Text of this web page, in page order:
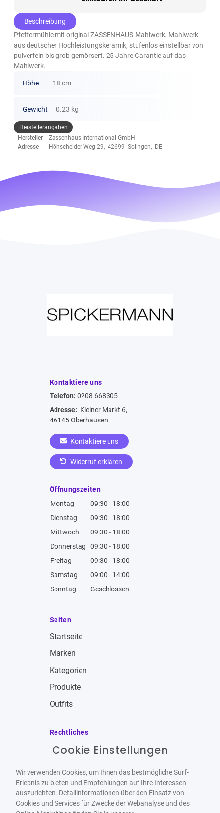
Beschreibung
Pfeffermühle mit original ZASSENHAUS-Mahlwerk. Mahlwerk
aus deutscher Hochleistungskeramik, stufenlos einstellbar von
pulverfein bis grob gemörsert. 25 Jahre Garantie auf das
Mahlwerk.
Höhe 18 cm
Gewicht 0.23 kg
Herstellerangaben
Hersteller
Zassenhaus International GmbH
Adresse
Höhscheider Weg 29, 42699 Solingen, DE
Kontaktiere uns
Telefon: 0208 668305
Adresse: Kleiner Markt 6,
46145 Oberhausen
Kontaktiere uns
Widerruf erklären
Öffnungszeiten
Montag
09:30 - 18:00
Dienstag
09:30 - 18:00
Mittwoch
09:30 - 18:00
Donnerstag
09:30 - 18:00
Freitag
09:30 - 18:00
Samstag
09:00 - 14:00
Sonntag
Geschlossen
Seiten
Startseite
Marken
Kategorien
Produkte
Outfits
Rechtliches
Impressum
Datenschutzbestimmungen
Widerrufsbelehrung
Cookie Einstellungen
Wir verwenden Cookies, um Ihnen das bestmögliche Surf-
Erlebnis zu bieten und Empfehlungen auf Ihre Interessen
auszurichten. Detailinformationen über den Einsatz von
Cookies und Services für Zwecke der Webanalyse und des